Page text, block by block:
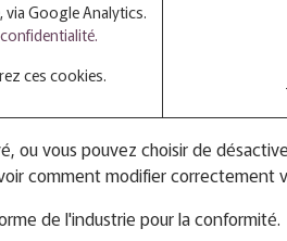
Google Analytics.
ces cookies.
ou vous pouvez choisir de
comment modifier correctement
de l'industrie pour la conformité.